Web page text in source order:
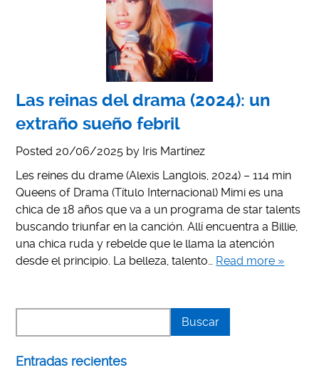
Las reinas del drama (2024): un
extraño sueño febril
Posted 20/06/2025 by Iris Martínez
Les reines du drame (Alexis Langlois, 2024) – 114 min
Queens of Drama (Título Internacional) Mimi es una
chica de 18 años que va a un programa de star talents
buscando triunfar en la canción. Allí encuentra a Billie,
una chica ruda y rebelde que le llama la atención
desde el principio. La belleza, talento… Read more »
Entradas recientes